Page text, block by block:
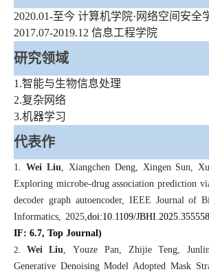
2020.01-至今 计算机学院·网络空间安全
2017.07-2019.12 信息工程学院
研究领域
1.智能与生物信息处理
2.复杂网络
3.机器学习
代表作
1. Wei Liu, Xiangchen Deng, Xingen Sun,
Exploring microbe-drug association prediction
decoder graph autoencoder, IEEE Journal of
Informatics, 2025,doi:10.1109/
IF: 6.7, Top Journal)
2. Wei Liu, Youze Pan, Zhijie Teng,
Generative Denoising Model Adopted Mask